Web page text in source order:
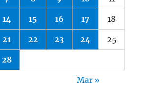
14 15 16 17 18
21 22 23 24 25
28
Mar »